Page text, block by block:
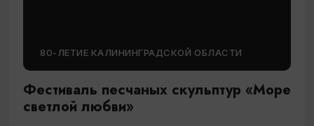
80-ЛЕТИЕ КАЛИНИНГРАДСКОЙ ОБЛАСТИ
Фестиваль песчаных скульптур «Море
светлой любви»